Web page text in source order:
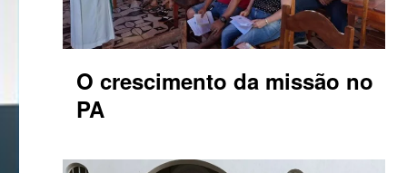
O crescimento da missão no
PA